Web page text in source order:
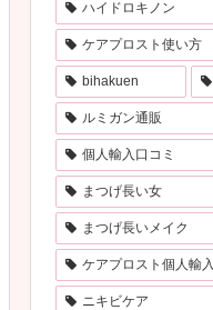
ハイドロキノン
ケアプロスト使い方
bihakuen
ルミガン通販
個人輸入口コミ
まつげ長い女
まつげ長いメイク
ケアプロスト個人輸入
ニキビケア